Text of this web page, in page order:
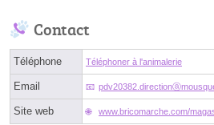
Contact
Téléphone Téléphoner à l'animalerie
Email
Site web www.bricomarche.com/